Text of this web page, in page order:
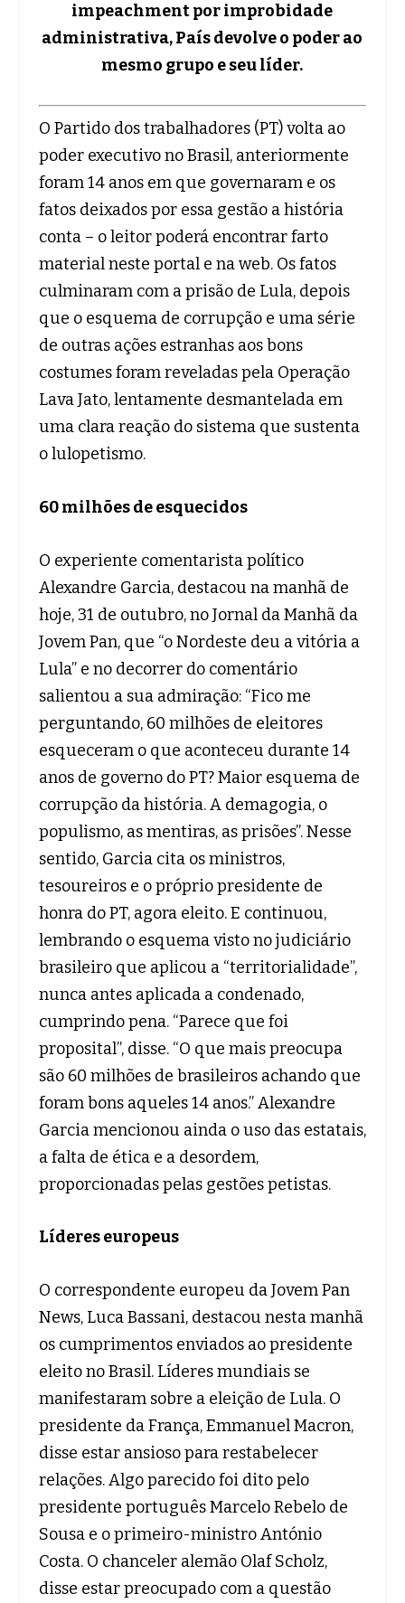
impeachment por improbidade
administrativa, País devolve o poder ao
mesmo grupo e seu líder.
O Partido dos trabalhadores (PT) volta ao
poder executivo no Brasil, anteriormente
foram 14 anos em que governaram e os
fatos deixados por essa gestão a história
conta – o leitor poderá encontrar farto
material neste portal e na web. Os fatos
culminaram com a prisão de Lula, depois
que o esquema de corrupção e uma série
de outras ações estranhas aos bons
costumes foram reveladas pela Operação
Lava Jato, lentamente desmantelada em
uma clara reação do sistema que sustenta
o lulopetismo.
60 milhões de esquecidos
O experiente comentarista político
Alexandre Garcia, destacou na manhã de
hoje, 31 de outubro, no Jornal da Manhã da
Jovem Pan, que “o Nordeste deu a vitória a
Lula” e no decorrer do comentário
salientou a sua admiração: “Fico me
perguntando, 60 milhões de eleitores
esqueceram o que aconteceu durante 14
anos de governo do PT? Maior esquema de
corrupção da história. A demagogia, o
populismo, as mentiras, as prisões”. Nesse
sentido, Garcia cita os ministros,
tesoureiros e o próprio presidente de
honra do PT, agora eleito. E continuou,
lembrando o esquema visto no judiciário
brasileiro que aplicou a “territorialidade”,
nunca antes aplicada a condenado,
cumprindo pena. “Parece que foi
proposital”, disse. “O que mais preocupa
são 60 milhões de brasileiros achando que
foram bons aqueles 14 anos.” Alexandre
Garcia mencionou ainda o uso das estatais,
a falta de ética e a desordem,
proporcionadas pelas gestões petistas.
Líderes europeus
O correspondente europeu da Jovem Pan
News, Luca Bassani, destacou nesta manhã
os cumprimentos enviados ao presidente
eleito no Brasil. Líderes mundiais se
manifestaram sobre a eleição de Lula. O
presidente da França, Emmanuel Macron,
disse estar ansioso para restabelecer
relações. Algo parecido foi dito pelo
presidente português Marcelo Rebelo de
Sousa e o primeiro-ministro António
Costa. O chanceler alemão Olaf Scholz,
disse estar preocupado com a questão